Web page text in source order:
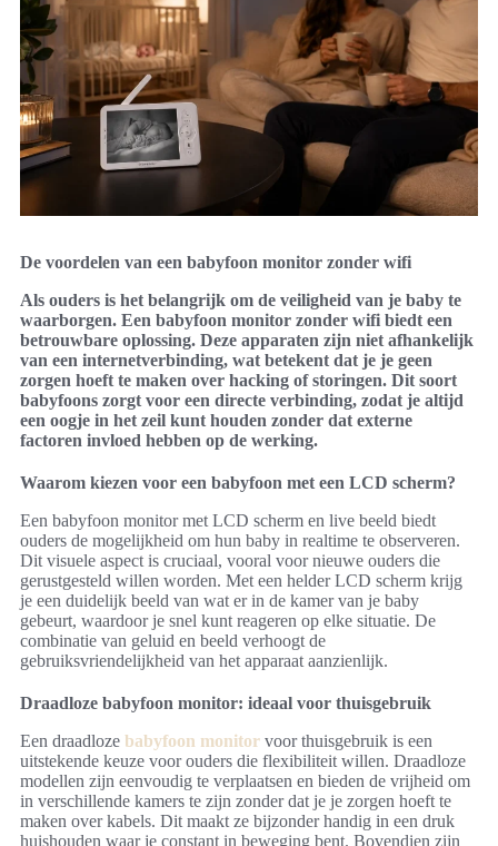
De voordelen van een babyfoon monitor zonder wifi
Als ouders is het belangrijk om de veiligheid van je baby te
waarborgen. Een babyfoon monitor zonder wifi biedt een
betrouwbare oplossing. Deze apparaten zijn niet afhankelijk
van een internetverbinding, wat betekent dat je je geen
zorgen hoeft te maken over hacking of storingen. Dit soort
babyfoons zorgt voor een directe verbinding, zodat je altijd
een oogje in het zeil kunt houden zonder dat externe
factoren invloed hebben op de werking.
Waarom kiezen voor een babyfoon met een LCD scherm?
Een babyfoon monitor met LCD scherm en live beeld biedt
ouders de mogelijkheid om hun baby in realtime te observeren.
Dit visuele aspect is cruciaal, vooral voor nieuwe ouders die
gerustgesteld willen worden. Met een helder LCD scherm krijg
je een duidelijk beeld van wat er in de kamer van je baby
gebeurt, waardoor je snel kunt reageren op elke situatie. De
combinatie van geluid en beeld verhoogt de
gebruiksvriendelijkheid van het apparaat aanzienlijk.
Draadloze babyfoon monitor: ideaal voor thuisgebruik
Een draadloze babyfoon monitor voor thuisgebruik is een
uitstekende keuze voor ouders die flexibiliteit willen. Draadloze
modellen zijn eenvoudig te verplaatsen en bieden de vrijheid om
in verschillende kamers te zijn zonder dat je je zorgen hoeft te
maken over kabels. Dit maakt ze bijzonder handig in een druk
huishouden waar je constant in beweging bent. Bovendien zijn